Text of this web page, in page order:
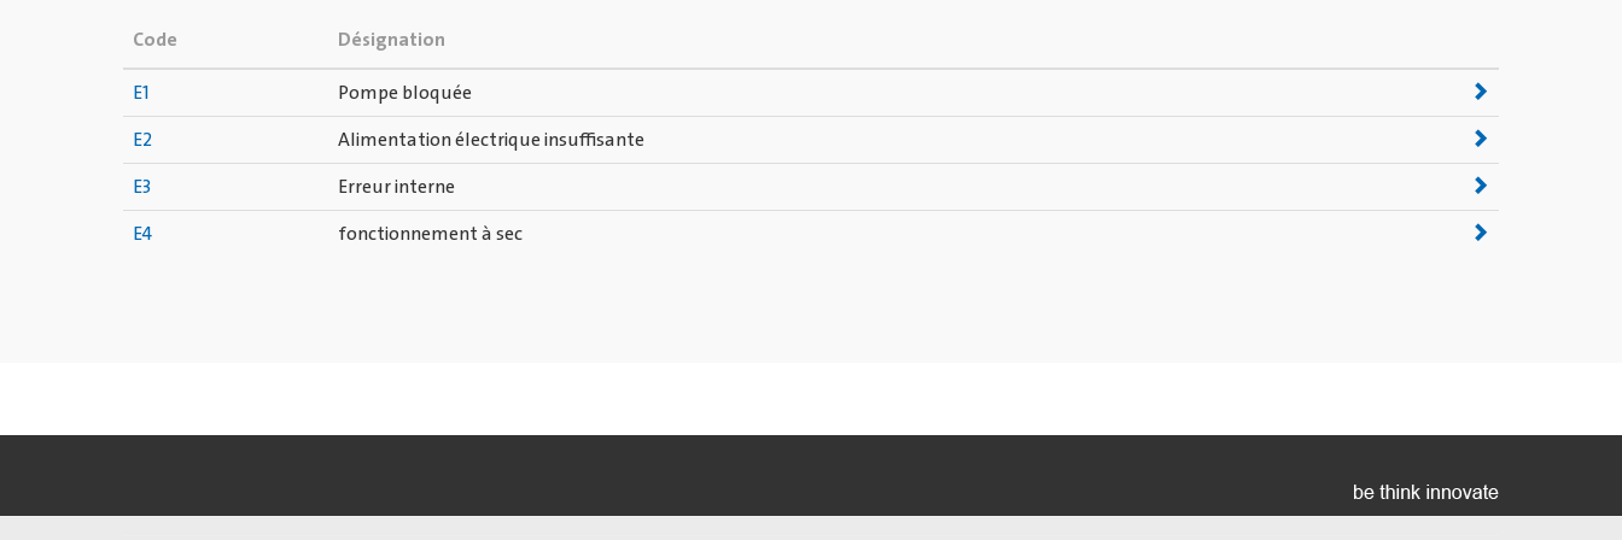
Code Désignation
E1 Pompe bloquée
E2 Alimentation électrique insuffisante
E3 Erreur interne
E4 fonctionnement à sec